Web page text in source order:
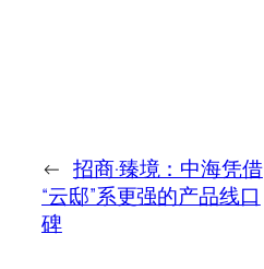
← 招商·臻境：中海凭借
“云邸”系更强的产品线口
碑